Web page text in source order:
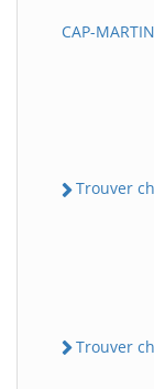
CAP-MARTIN
Trouver
Trouver